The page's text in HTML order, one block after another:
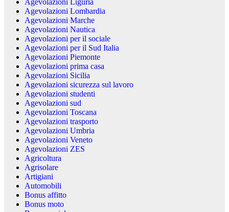
Agevolazioni Liguria
Agevolazioni Lombardia
Agevolazioni Marche
Agevolazioni Nautica
Agevolazioni per il sociale
Agevolazioni per il Sud Italia
Agevolazioni Piemonte
Agevolazioni prima casa
Agevolazioni Sicilia
Agevolazioni sicurezza sul lavoro
Agevolazioni studenti
Agevolazioni sud
Agevolazioni Toscana
Agevolazioni trasporto
Agevolazioni Umbria
Agevolazioni Veneto
Agevolazioni ZES
Agricoltura
Agrisolare
Artigiani
Automobili
Bonus affitto
Bonus moto